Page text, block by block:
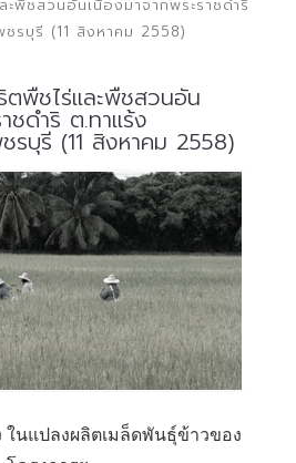
พืชสวนอันเนื่องมาจากพระราชดำริ
รบุรี (11 สิงหาคม 2558)
ตพืชไร่และพืชสวนอัน
ชดำริ ต.ทาแร้ง
รบุรี (11 สิงหาคม 2558)
นแปลงผลิตเมล็ดพันธุ์ข้าวของ